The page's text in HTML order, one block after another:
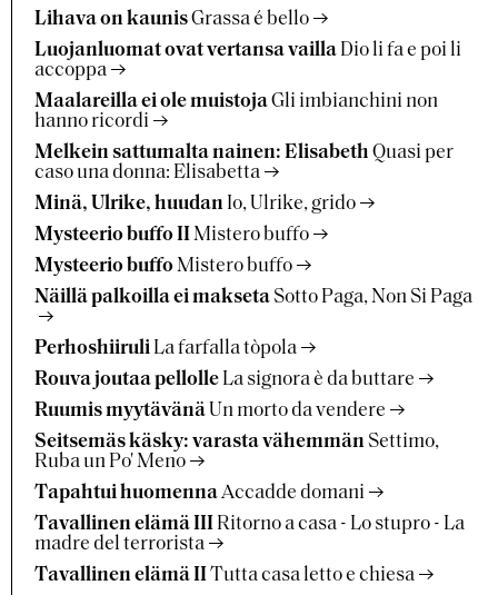
Lihava on kaunisGrassa é bello
Luojanluomat ovat vertansa vailla Dio li fa e poi li
accoppa
Maalareilla ei ole muistojaGli imbianchini non
hanno ricordi
Melkein sattumalta nainen: Elisabeth Quasi per
caso una donna: Elisabetta
Minä, Ulrike, huudan Io, Ulrike, grido
Mysteerio buffo IIMistero buffo
Mysteerio buffoMistero buffo
Näillä palkoilla ei maksetaSotto Paga, Non Si Paga
Perhoshiiruli La farfalla tòpola
Rouva joutaa pellolle La signora è da buttare
Ruumis myytävänä Un morto da vendere
Seitsemäs käsky: varasta vähemmänSettimo,
Ruba un Po' Meno
Tapahtui huomennaAccadde domani
Tavallinen elämä III Ritorno a casa - Lo stupro - La
madre del terrorista
Tavallinen elämä IITutta casa letto e chiesa